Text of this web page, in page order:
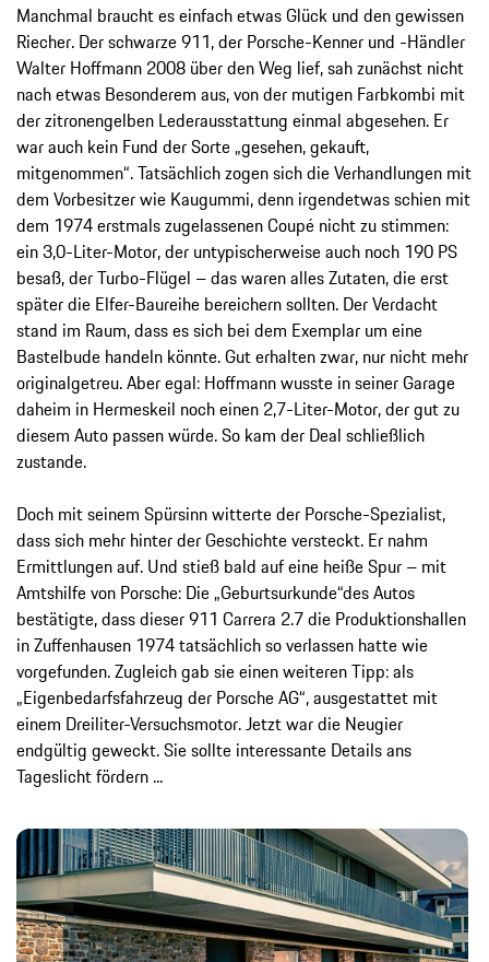
Manchmal braucht es einfach etwas Glück und den gewissen
Riecher. Der schwarze 911, der Porsche-Kenner und -Händler
Walter Hoffmann 2008 über den Weg lief, sah zunächst nicht
nach etwas Besonderem aus, von der mutigen Farbkombi mit
der zitronengelben Lederausstattung einmal abgesehen. Er
war auch kein Fund der Sorte „gesehen, gekauft,
mitgenommen“. Tatsächlich zogen sich die Verhandlungen mit
dem Vorbesitzer wie Kaugummi, denn irgendetwas schien mit
dem 1974 erstmals zugelassenen Coupé nicht zu stimmen:
ein 3,0-Liter-Motor, der untypischerweise auch noch 190 PS
besaß, der Turbo-Flügel – das waren alles Zutaten, die erst
später die Elfer-Baureihe bereichern sollten. Der Verdacht
stand im Raum, dass es sich bei dem Exemplar um eine
Bastelbude handeln könnte. Gut erhalten zwar, nur nicht mehr
originalgetreu. Aber egal: Hoffmann wusste in seiner Garage
daheim in Hermeskeil noch einen 2,7-Liter-Motor, der gut zu
diesem Auto passen würde. So kam der Deal schließlich
zustande.
Doch mit seinem Spürsinn witterte der Porsche-Spezialist,
dass sich mehr hinter der Geschichte versteckt. Er nahm
Ermittlungen auf. Und stieß bald auf eine heiße Spur – mit
Amtshilfe von Porsche: Die „Geburtsurkunde“des Autos
bestätigte, dass dieser 911 Carrera 2.7 die Produktionshallen
in Zuffenhausen 1974 tatsächlich so verlassen hatte wie
vorgefunden. Zugleich gab sie einen weiteren Tipp: als
„Eigenbedarfsfahrzeug der Porsche AG“, ausgestattet mit
einem Dreiliter-Versuchsmotor. Jetzt war die Neugier
endgültig geweckt. Sie sollte interessante Details ans
Tageslicht fördern ...